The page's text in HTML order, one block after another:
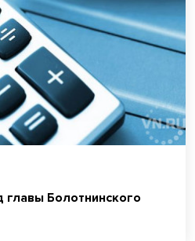
главы Болотнинского